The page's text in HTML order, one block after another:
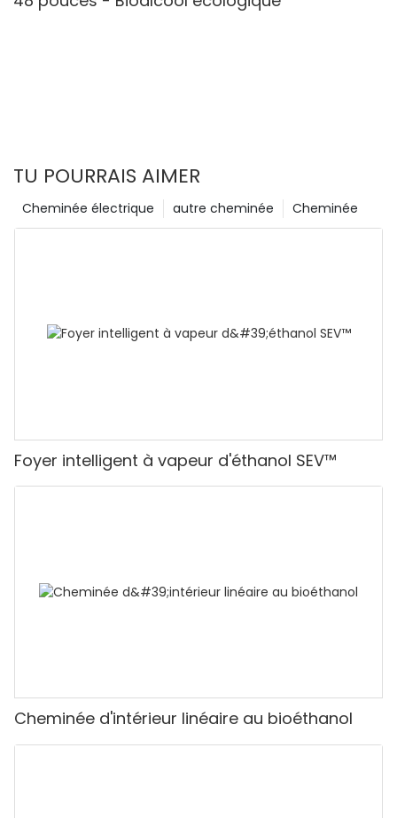
TU POURRAIS AIMER
Cheminée
autre cheminée
Cheminée électrique
Foyer intelligent à vapeur d'éthanol SEV™
Cheminée d'intérieur linéaire au bioéthanol